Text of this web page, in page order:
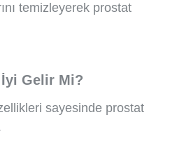
temizleyerek prostat
Gelir Mi?
sayesinde prostat